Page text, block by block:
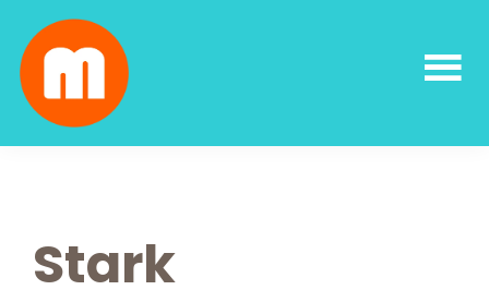
primary
navigation
main
content
primary
sidebar
footer
Malin
författarskap
Stark